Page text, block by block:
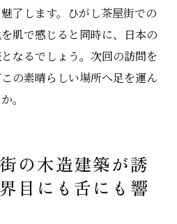
了します。ひがし茶屋街での
肌で感じると同時に、日本の
なるでしょう。次回の訪問を
の素晴らしい場所へ足を運ん
。
の木造建築が誘
目にも舌にも響